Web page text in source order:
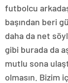
futbolcu
başından beri
daha da net
gibi burada da
mutlu sona
olmasın. Bizim